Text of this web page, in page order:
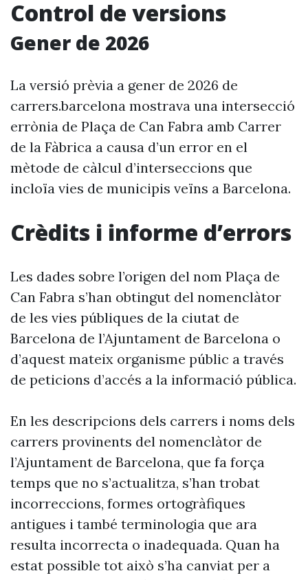
Control de versions
Gener de 2026
La versió prèvia a gener de 2026 de
carrers.barcelona mostrava una intersecció
errònia de Plaça de Can Fabra amb Carrer
de la Fàbrica a causa d’un error en el
mètode de càlcul d’interseccions que
incloïa vies de municipis veïns a Barcelona.
Crèdits i informe d’errors
Les dades sobre l’origen del nom Plaça de
Can Fabra s’han obtingut del nomenclàtor
de les vies públiques de la ciutat de
Barcelona de l’Ajuntament de Barcelona o
d’aquest mateix organisme públic a través
de peticions d’accés a la informació pública.
En les descripcions dels carrers i noms dels
carrers provinents del nomenclàtor de
l’Ajuntament de Barcelona, que fa força
temps que no s’actualitza, s’han trobat
incorreccions, formes ortogràfiques
antigues i també terminologia que ara
resulta incorrecta o inadequada. Quan ha
estat possible tot això s’ha canviat per a